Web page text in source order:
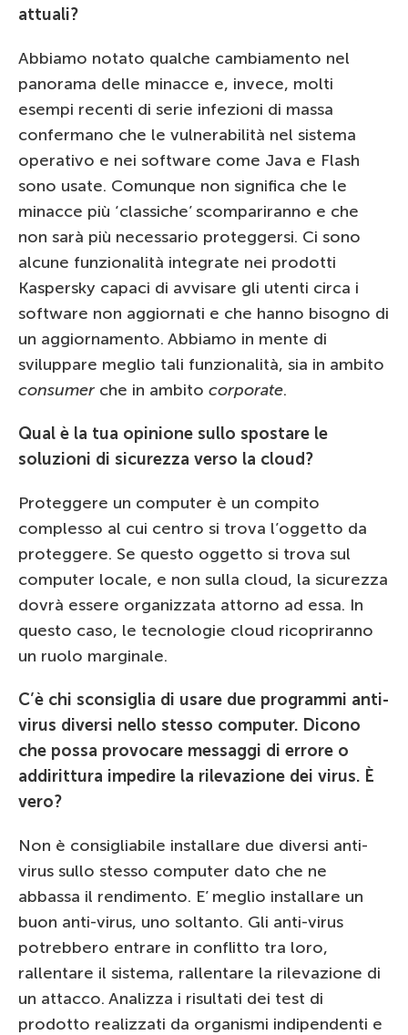
attuali?
Abbiamo notato qualche cambiamento nel
panorama delle minacce e, invece, molti
esempi recenti di serie infezioni di massa
confermano che le vulnerabilità nel sistema
operativo e nei software come Java e Flash
sono usate. Comunque non significa che le
minacce più ‘classiche’ scompariranno e che
non sarà più necessario proteggersi. Ci sono
alcune funzionalità integrate nei prodotti
Kaspersky capaci di avvisare gli utenti circa i
software non aggiornati e che hanno bisogno di
un aggiornamento. Abbiamo in mente di
sviluppare meglio tali funzionalità, sia in ambito
consumer che in ambito corporate.
Qual è la tua opinione sullo spostare le
soluzioni di sicurezza verso la cloud?
Proteggere un computer è un compito
complesso al cui centro si trova l’oggetto da
proteggere. Se questo oggetto si trova sul
computer locale, e non sulla cloud, la sicurezza
dovrà essere organizzata attorno ad essa. In
questo caso, le tecnologie cloud ricopriranno
un ruolo marginale.
C’è chi sconsiglia di usare due programmi anti-
virus diversi nello stesso computer. Dicono
che possa provocare messaggi di errore o
addirittura impedire la rilevazione dei virus. È
vero?
Non è consigliabile installare due diversi anti-
virus sullo stesso computer dato che ne
abbassa il rendimento. E’ meglio installare un
buon anti-virus, uno soltanto. Gli anti-virus
potrebbero entrare in conflitto tra loro,
rallentare il sistema, rallentare la rilevazione di
un attacco. Analizza i risultati dei test di
prodotto realizzati da organismi indipendenti e